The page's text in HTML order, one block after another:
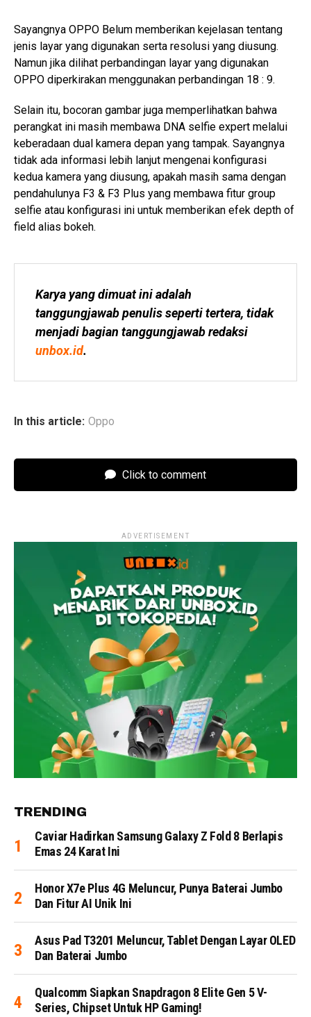
Sayangnya OPPO Belum memberikan kejelasan tentang
jenis layar yang digunakan serta resolusi yang diusung.
Namun jika dilihat perbandingan layar yang digunakan
OPPO diperkirakan menggunakan perbandingan 18 : 9.
Selain itu, bocoran gambar juga memperlihatkan bahwa
perangkat ini masih membawa DNA selfie expert melalui
keberadaan dual kamera depan yang tampak. Sayangnya
tidak ada informasi lebih lanjut mengenai konfigurasi
kedua kamera yang diusung, apakah masih sama dengan
pendahulunya F3 & F3 Plus yang membawa fitur group
selfie atau konfigurasi ini untuk memberikan efek depth of
field alias bokeh.
Karya yang dimuat ini adalah
tanggungjawab penulis seperti tertera, tidak
unbox.id.
In this article: Oppo
Click to comment
ADVERTISEMENT
TRENDING
Caviar Hadirkan Samsung Galaxy Z Fold 8 Berlapis
Emas 24 Karat Ini
Honor X7e Plus 4G Meluncur, Punya Baterai Jumbo
Dan Fitur AI Unik Ini
Asus Pad T3201 Meluncur, Tablet Dengan Layar OLED
Dan Baterai Jumbo
Qualcomm Siapkan Snapdragon 8 Elite Gen 5 V-
Series, Chipset Untuk HP Gaming!